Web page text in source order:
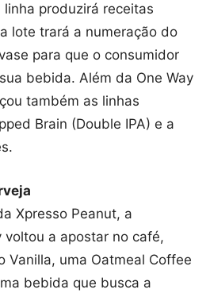
linha produzirá receitas
lote trará a numeração do
para que o consumidor
bebida. Além da One Way
também as linhas
Brain (Double IPA) e a
Xpresso Peanut, a
voltou a apostar no café,
Vanilla, uma Oatmeal Coffee
bebida que busca a